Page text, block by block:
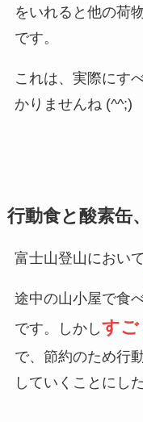
をいれると他の荷
です。
これは、実際にす
かりませんね (^^;)
行動食と酸素缶
富士山登山において
途中の山小屋で食
です。しかしすご
で、節約のため行
していくことにし